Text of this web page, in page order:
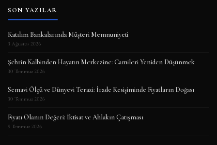
SON YAZILAR
Katılım Bankalarında Müşteri Memnuniyeti
3 Ağustos 2026
Şehrin Kalbinden Hayatın Merkezine: Camileri Yeniden Düşünmek
30 Temmuz 2026
Semavi Ölçü ve Dünyevi Terazi: İrade Kesişiminde Fiyatların Doğası
30 Temmuz 2026
Fiyatı Olanın Değeri: İktisat ve Ahlakın Çatışması
9 Temmuz 2026